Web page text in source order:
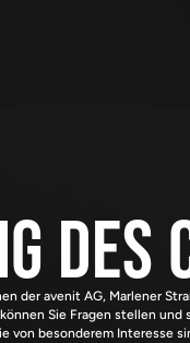
des
der avenit AG, Marlener
Sie Fragen stellen
von besonderem Interesse